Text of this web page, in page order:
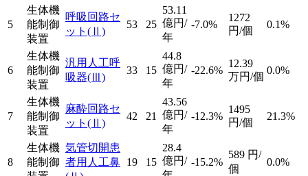
5
生体機
能制御
装置
呼吸回路セ
ット (Ⅱ)
53 25
53.11
億円/
年
-7.0%
1272
円/個
0.1%
6
生体機
能制御
装置
汎用人工呼
吸器(Ⅲ)
33 15
44.8
億円/
年
-22.6%
12.39
万円/個
0.0%
7
生体機
能制御
装置
麻酔回路セ
ット (Ⅱ)
42 21
43.56
億円/
年
-12.3%
1495
円/個
21.3%
8
生体機
能制御
気管切開患
者用人工鼻 19 15
28.4
億円/ -15.2%
589 円/
個
0.0%